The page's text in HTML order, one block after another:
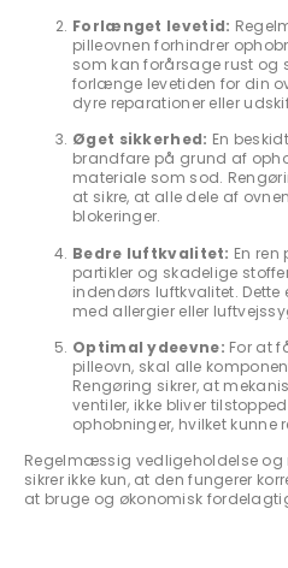
Forlænget levetid:
pilleovnen forhindrer
som kan forårsage rust og
forlænge levetiden for din
dyre reparationer eller
Øget sikkerhed: En
brandfare på grund af
materiale som sod.
at sikre, at alle dele af
blokeringer.
Bedre luftkvalitet: En
partikler og skadelige
indendørs luftkvalitet.
med allergier eller
Optimal ydeevne: For at
pilleovn, skal alle
Rengøring sikrer, at
ventiler, ikke bliver
ophobninger, hvilket kunne
Regelmæssig vedligeholdelse og
sikrer ikke kun, at den fungerer
at bruge og økonomisk